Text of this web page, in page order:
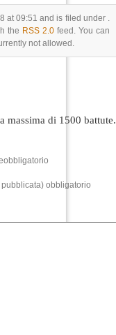
at 09:51 and is filed under .
the RSS 2.0 feed. You can
not allowed.
massima di 1500 battute.
obbligatorio